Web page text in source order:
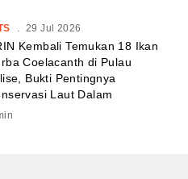
. 29 Jul 2026
Kembali Temukan 18 Ikan
Coelacanth di Pulau
Bukti Pentingnya
Laut Dalam